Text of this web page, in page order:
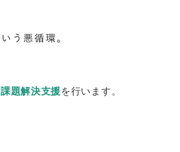
課題解決支援を行います。